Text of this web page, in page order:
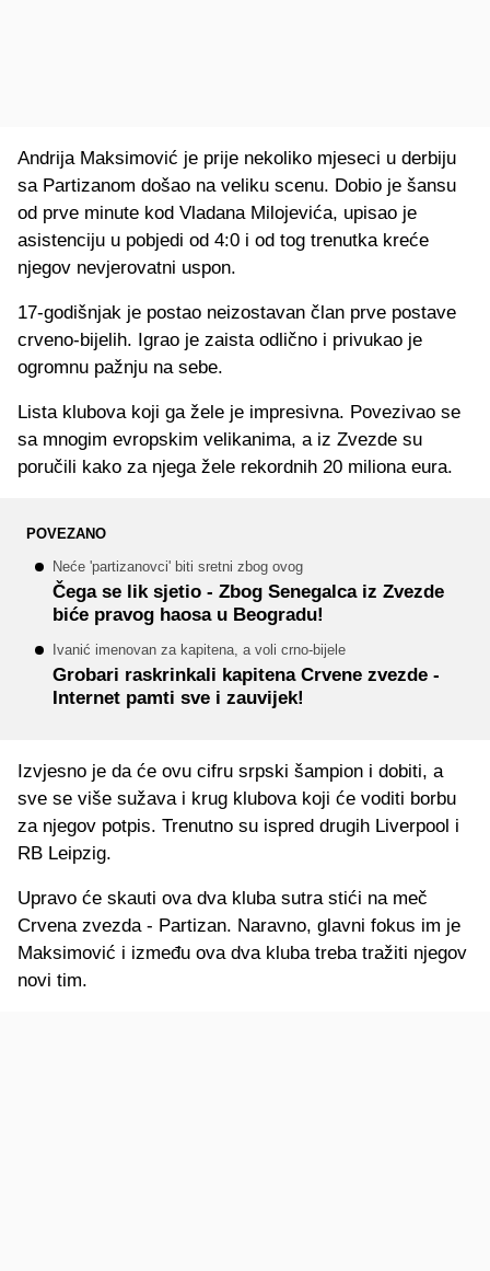
Andrija Maksimović je prije nekoliko mjeseci u derbiju
sa Partizanom došao na veliku scenu. Dobio je šansu
od prve minute kod Vladana Milojevića, upisao je
asistenciju u pobjedi od 4:0 i od tog trenutka kreće
njegov nevjerovatni uspon.
17-godišnjak je postao neizostavan član prve postave
crveno-bijelih. Igrao je zaista odlično i privukao je
ogromnu pažnju na sebe.
Lista klubova koji ga žele je impresivna. Povezivao se
sa mnogim evropskim velikanima, a iz Zvezde su
poručili kako za njega žele rekordnih 20 miliona eura.
POVEZANO
Neće 'partizanovci' biti sretni zbog ovog
Čega se lik sjetio - Zbog Senegalca iz Zvezde
biće pravog haosa u Beogradu!
Ivanić imenovan za kapitena, a voli crno-bijele
Grobari raskrinkali kapitena Crvene zvezde -
Internet pamti sve i zauvijek!
Izvjesno je da će ovu cifru srpski šampion i dobiti, a
sve se više sužava i krug klubova koji će voditi borbu
za njegov potpis. Trenutno su ispred drugih Liverpool i
RB Leipzig.
Upravo će skauti ova dva kluba sutra stići na meč
Crvena zvezda - Partizan. Naravno, glavni fokus im je
Maksimović i između ova dva kluba treba tražiti njegov
novi tim.